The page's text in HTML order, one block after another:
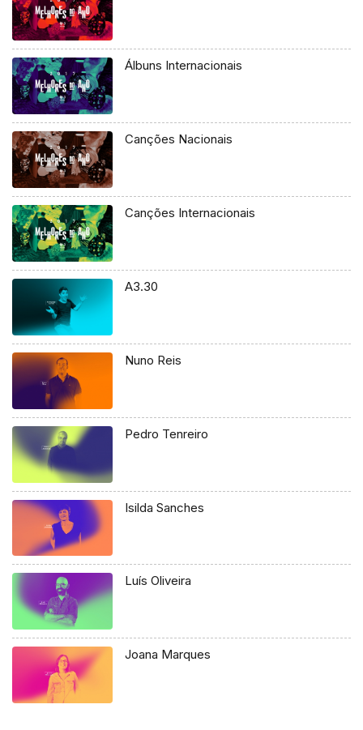
Álbuns Internacionais
Canções Nacionais
Canções Internacionais
A3.30
Nuno Reis
Pedro Tenreiro
Isilda Sanches
Luís Oliveira
Joana Marques